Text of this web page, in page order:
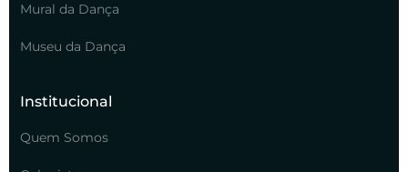
Mural da Dança
Museu da Dança
Institucional
Quem Somos